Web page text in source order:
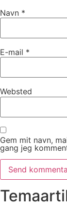
Navn *
E-mail *
Websted
Gem mit navn,
gang jeg